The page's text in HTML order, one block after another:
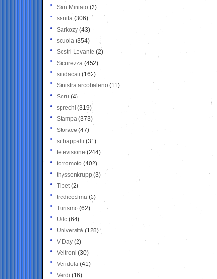
San Miniato (2)
sanità (306)
Sarkozy (43)
scuola (354)
Sestri Levante (2)
Sicurezza (452)
sindacati (162)
Sinistra arcobaleno (11)
Soru (4)
sprechi (319)
Stampa (373)
Storace (47)
subappalti (31)
televisione(244)
terremoto (402)
thyssenkrupp (3)
Tibet(2)
tredicesima (3)
Turismo (62)
Udc (64)
Università (128)
V-Day (2)
Veltroni (30)
Vendola (41)
Verdi (16)